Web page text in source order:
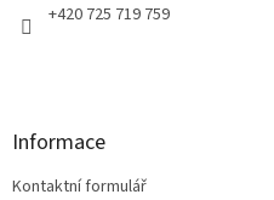
+420 725 719 759
Informace
Kontaktní formulář